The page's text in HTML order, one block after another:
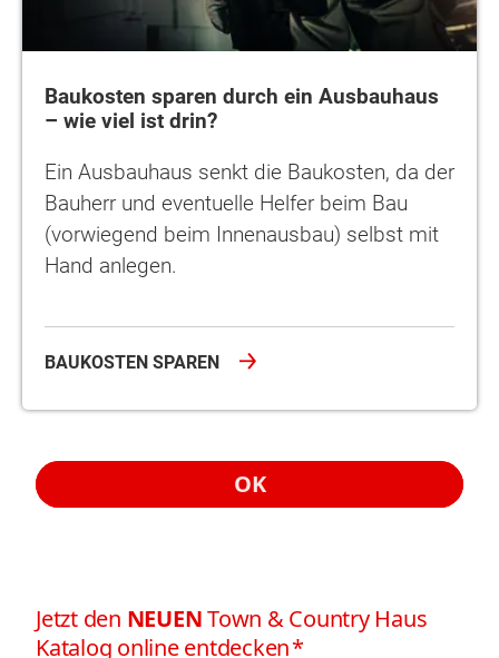
Baukosten sparen durch ein Ausbauhaus
– wie viel ist drin?
Ein Ausbauhaus senkt die Baukosten, da der
Bauherr und eventuelle Helfer beim Bau
(vorwiegend beim Innenausbau) selbst mit
Hand anlegen.
BAUKOSTEN SPAREN